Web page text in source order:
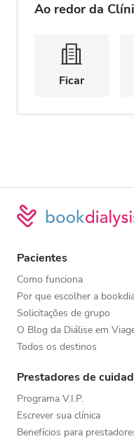
Ao redor da
Ficar
Pacientes
Como funciona
Por que escolher a
Solicitações de grupo
O Blog da Diálise em
Todos os destinos
Prestadores de
Programa V.I.P.
Escrever sua clínica
Benefícios para